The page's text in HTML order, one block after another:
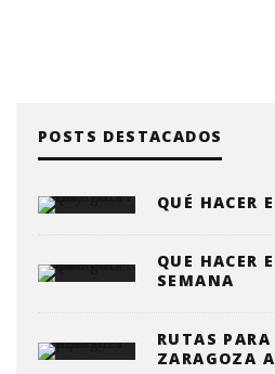
POSTS DESTACADOS
QUÉ HACER
QUE HACER
SEMANA
RUTAS
ZARAGOZA